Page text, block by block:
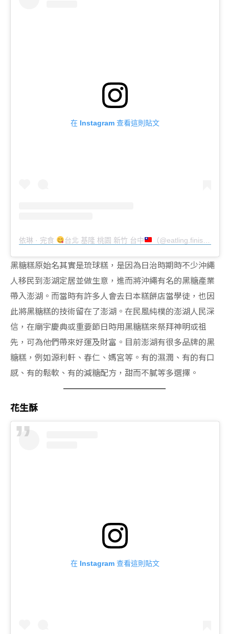
在 Instagram 查看這則貼文
依琳 · 完食 台北 基隆 桃園 新竹 台中 （@eatling.finish）分享的貼文
黑糖糕原始名其實是琉球糕，是因為日治時期時不少沖繩
人移民到澎湖定居並做生意，進而將沖繩有名的黑糖產業
帶入澎湖。而當時有許多人會去日本糕餅店當學徒，也因
此將黑糖糕的技術留在了澎湖。在民風純樸的澎湖人民深
信，在廟宇慶典或重要節日時用黑糖糕來祭拜神明或祖
先，可為他們帶來好運及財富。目前澎湖有很多品牌的黑
糖糕，例如源利軒、春仁、媽宮等。有的濕潤、有的有口
感、有的鬆軟、有的減糖配方，甜而不膩等多選擇。
花生酥
在 Instagram 查看這則貼文